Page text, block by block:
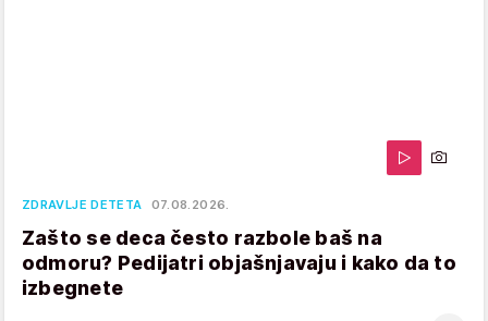
ZDRAVLJE DETETA 07.08.2026.
Zašto se deca često razbole baš na
odmoru? Pedijatri objašnjavaju i kako da to
izbegnete